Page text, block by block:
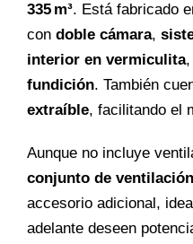
335 m³. Está fabricado
con doble cámara,
interior en vermiculita,
fundición. También
extraíble, facilitando el
Aunque no incluye
conjunto de
accesorio adicional,
adelante deseen